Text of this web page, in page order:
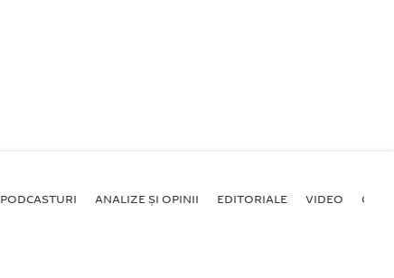
PODCASTURI ANALIZE ȘI OPINII EDITORIALE VIDEO